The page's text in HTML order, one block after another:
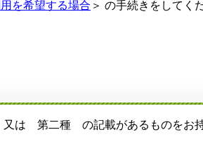
を希望する場合 ＞ の手続きをしてく
は 第二種 の記載があるものをお持